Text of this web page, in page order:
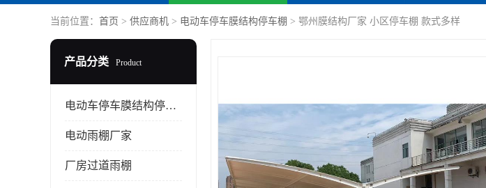
当前位置： 首页 > 供应商机 > 电动车停车膜结构停车棚 > 鄂州膜结构厂家 小区停车棚 款式多样
产品分类 Product
电动车停车膜结构停车棚
电动雨棚厂家
厂房过道雨棚